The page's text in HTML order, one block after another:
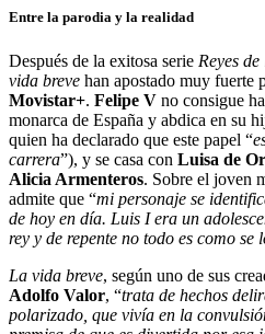
Entre la parodia y la realidad
Después de la exitosa serie Reyes
vida breve han apostado muy fuerte
Movistar+. Felipe V no consigue
monarca de España y abdica en su
quien ha declarado que este papel “
carrera”), y se casa con Luisa de
Alicia Armenteros. Sobre el joven
admite que “mi personaje se
de hoy en día. Luis I era un
rey y de repente no todo es como se
La vida breve, según uno de sus
Adolfo Valor, “trata de hechos
polarizado, que vivía en la